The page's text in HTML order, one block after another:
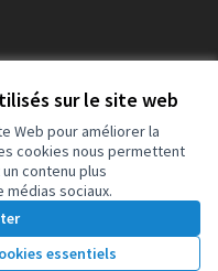
sur le site web
Web pour améliorer la
cookies nous permettent
contenu plus
médias sociaux.
essentiels
el idioma
externe)
.